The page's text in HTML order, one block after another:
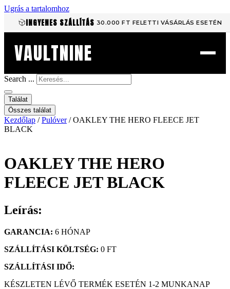
Ugrás a tartalomhoz
INGYENES SZÁLLÍTÁS 30.000 FT FELETTI VÁSÁRLÁS ESETÉN
VAULTNINE
Search ...
Találat
Összes találat
Kezdőlap /Pulóver/ OAKLEY THE HERO FLEECE JET
BLACK
OAKLEY THE HERO
FLEECE JET BLACK
Leírás:
GARANCIA: 6 HÓNAP
SZÁLLÍTÁSI KÖLTSÉG: 0 FT
SZÁLLÍTÁSI IDŐ:
KÉSZLETEN LÉVŐ TERMÉK ESETÉN 1-2 MUNKANAP